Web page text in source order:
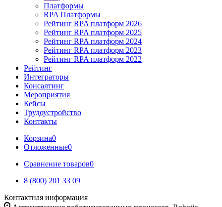
Платформы
RPA Платформы
Рейтинг RPA платформ 2026
Рейтинг RPA платформ 2025
Рейтинг RPA платформ 2024
Рейтинг RPA платформ 2023
Рейтинг RPA платформ 2022
Рейтинг
Интеграторы
Консалтинг
Mероприятия
Кейсы
Трудоустройство
Контакты
Корзина0
Отложенные0
Сравнение товаров0
8 (800) 201 33 09
Контактная информация